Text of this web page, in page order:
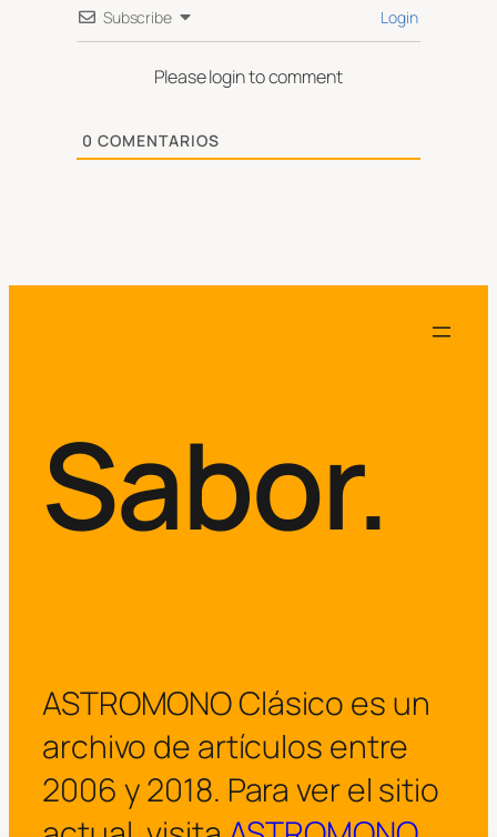
Subscribe Login
Please login to comment
0 COMENTARIOS
Sabor.
ASTROMONO Clásico es un
archivo de artículos entre
2006 y 2018. Para ver el sitio